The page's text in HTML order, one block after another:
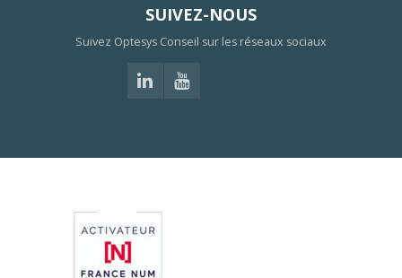
SUIVEZ-NOUS
Suivez Optesys Conseil sur les réseaux sociaux